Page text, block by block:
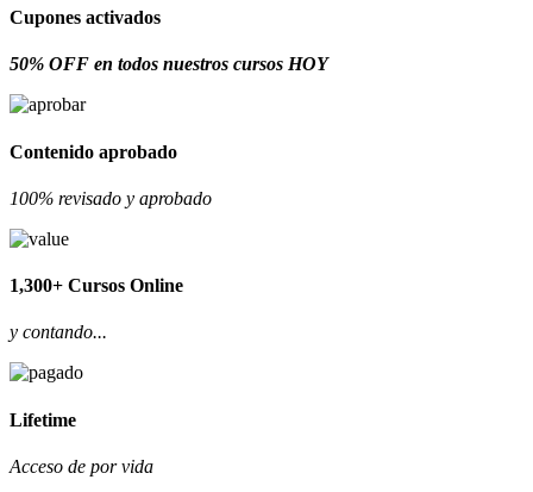
Cupones activados
50% OFF en todos nuestros cursos HOY
Contenido aprobado
100% revisado y aprobado
1,300+ Cursos Online
y contando...
Lifetime
Acceso de por vida